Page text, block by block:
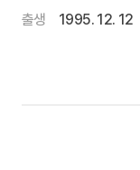
출생 1995. 12. 12